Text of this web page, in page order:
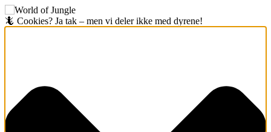
🦎 Cookies? Ja tak – men vi deler ikke med dyrene!